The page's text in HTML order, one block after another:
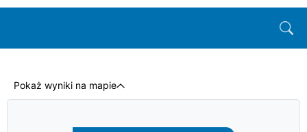
Pokaż wyniki na mapie